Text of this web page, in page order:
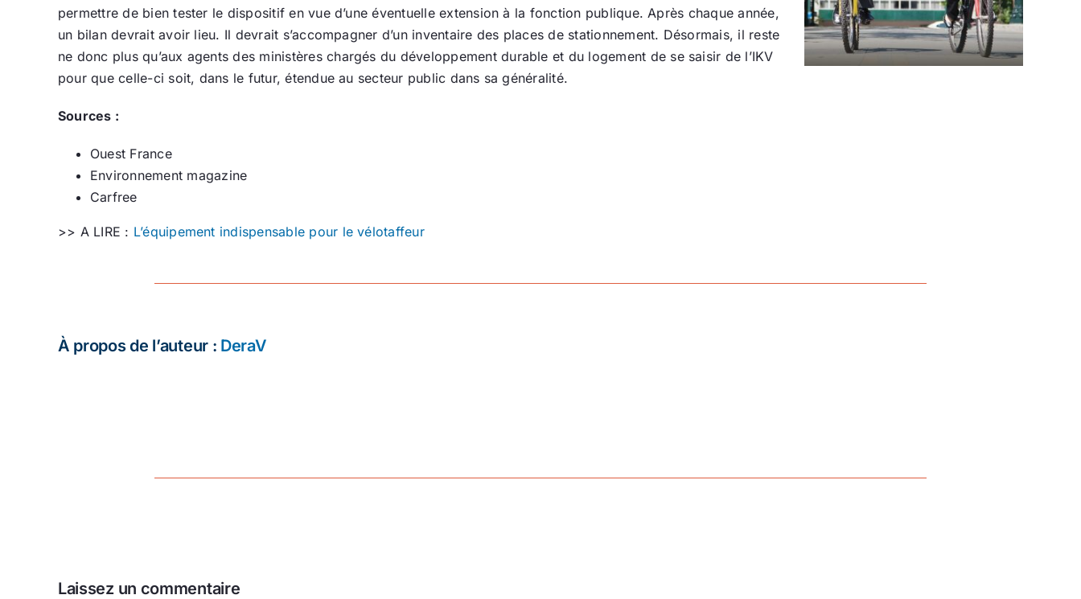
permettre de bien tester le dispositif en vue d’une éventuelle extension à la fonction publique. Après chaque année,
un bilan devrait avoir lieu. Il devrait s’accompagner d’un inventaire des places de stationnement. Désormais, il reste
ne donc plus qu’aux agents des ministères chargés du développement durable et du logement de se saisir de l’IKV
pour que celle-ci soit, dans le futur, étendue au secteur public dans sa généralité.
Sources :
Ouest France
Environnement magazine
Carfree
>> A LIRE : L’équipement indispensable pour le vélotaffeur
À propos de l’auteur : DeraV
Laissez un commentaire